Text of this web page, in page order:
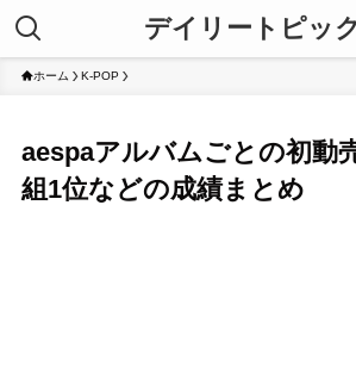
デイリートピッ
ホーム K-POP
aespaアルバムごとの初動
組1位などの成績まとめ